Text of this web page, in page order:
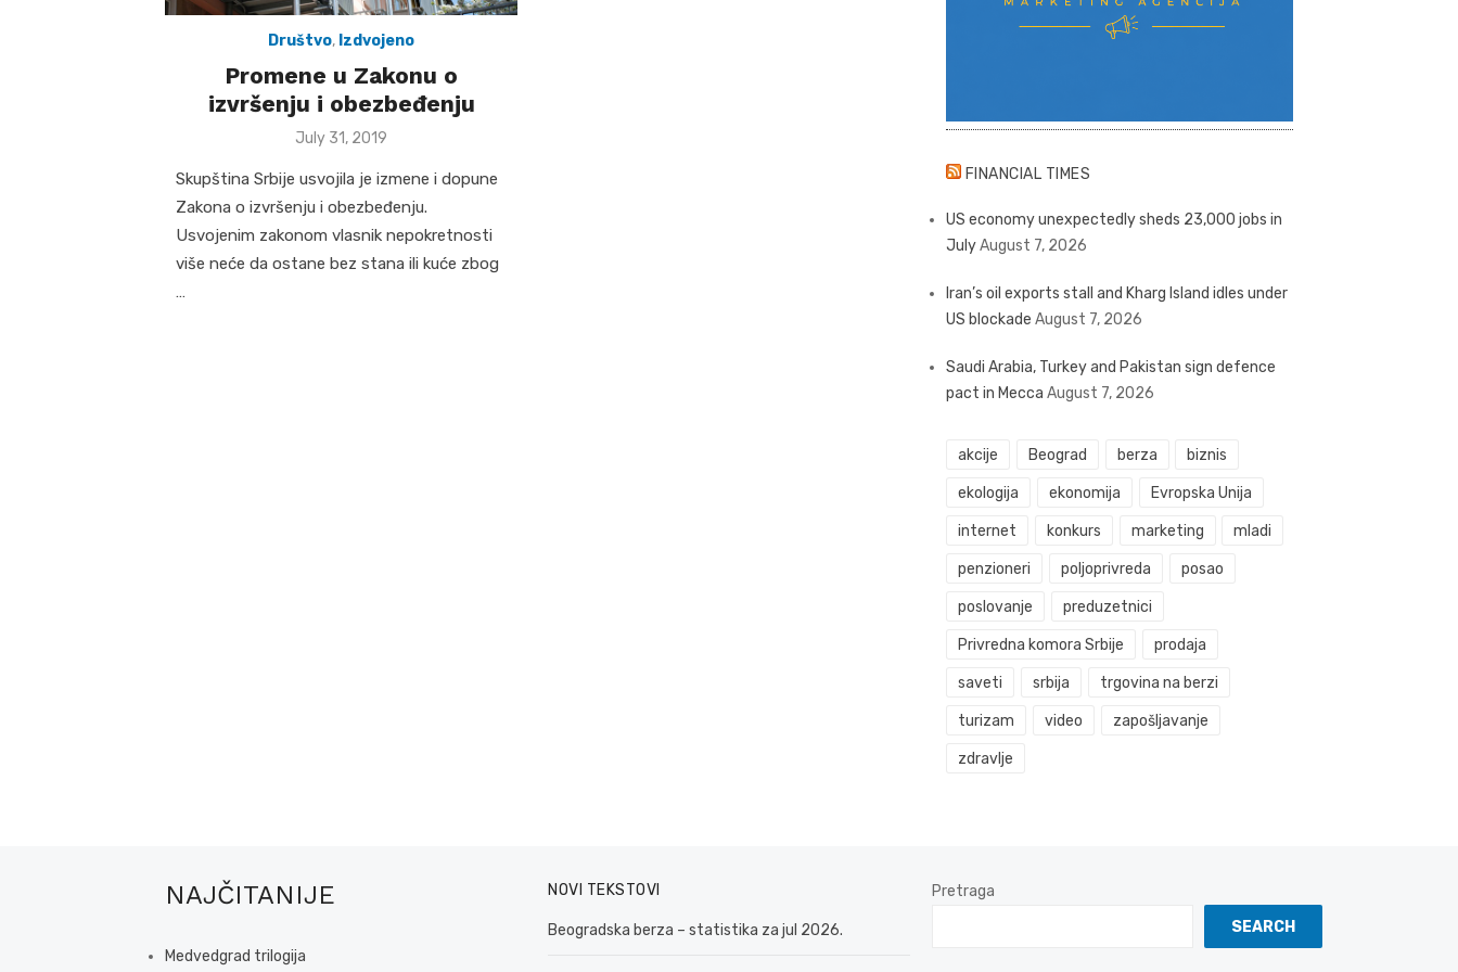
Društvo, Izdvojeno
Promene u Zakonu o
izvršenju i obezbeđenju
Posted
July 31, 2019
Skupština Srbije usvojila je izmene i dopune
Zakona o izvršenju i obezbeđenju.
Usvojenim zakonom vlasnik nepokretnosti
više neće da ostane bez stana ili kuće zbog
…
FINANCIAL TIMES
US economy unexpectedly sheds 23,000 jobs in
JulyAugust 7, 2026
Iran’s oil exports stall and Kharg Island idles under
US blockade August 7, 2026
Saudi Arabia, Turkey and Pakistan sign defence
pact in Mecca August 7, 2026
akcije Beograd berza biznis
ekologija ekonomija Evropska Unija
internet konkurs marketing mladi
penzioneri poljoprivreda posao
poslovanje preduzetnici
Privredna komora Srbije prodaja
saveti srbija trgovina na berzi
turizam video zapošljavanje
zdravlje
NAJČITANIJE
Medvedgrad trilogija
NOVI TEKSTOVI
Beogradska berza – statistika za jul 2026.
Pretraga
SEARCH